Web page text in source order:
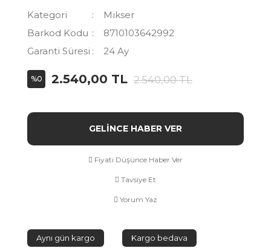
Kategori
Mikser
Barkod Kodu
8710103642992
Garanti Süresi
24 Ay
%0 2.540,00 TL 2.540,00 TL
GELİNCE HABER VER
Fiyatı Düşünce Haber Ver
Tavsiye Et
Yorum Yaz
Aynı gün kargo Kargo bedava